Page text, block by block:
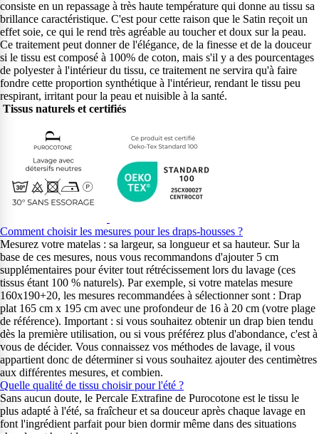
consiste en un repassage à très haute température qui donne au tissu sa
brillance caractéristique. C'est pour cette raison que le Satin reçoit un
effet soie, ce qui le rend très agréable au toucher et doux sur la peau.
Ce traitement peut donner de l'élégance, de la finesse et de la douceur
si le tissu est composé à 100% de coton, mais s'il y a des pourcentages
de polyester à l'intérieur du tissu, ce traitement ne servira qu'à faire
fondre cette proportion synthétique à l'intérieur, rendant le tissu peu
respirant, irritant pour la peau et nuisible à la santé.
Tissus naturels et certifiés
Comment choisir les mesures pour les draps-housses ?
Mesurez votre matelas : sa largeur, sa longueur et sa hauteur. Sur la
base de ces mesures, nous vous recommandons d'ajouter 5 cm
supplémentaires pour éviter tout rétrécissement lors du lavage (ces
tissus étant 100 % naturels). Par exemple, si votre matelas mesure
160x190+20, les mesures recommandées à sélectionner sont : Drap
plat 165 cm x 195 cm avec une profondeur de 16 à 20 cm (votre plage
de référence). Important : si vous souhaitez obtenir un drap bien tendu
dès la première utilisation, ou si vous préférez plus d'abondance, c'est à
vous de décider. Vous connaissez vos méthodes de lavage, il vous
appartient donc de déterminer si vous souhaitez ajouter des centimètres
aux différentes mesures, et combien.
Quelle qualité de tissu choisir pour l'été ?
Sans aucun doute, le Percale Extrafine de Purocotone est le tissu le
plus adapté à l'été, sa fraîcheur et sa douceur après chaque lavage en
font l'ingrédient parfait pour bien dormir même dans des situations